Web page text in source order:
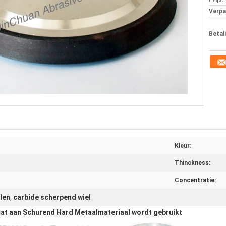
Kleur:
Thinckness:
Concentratie:
, carbide scherpend wiel
aan Schurend Hard Metaalmateriaal wordt gebruikt